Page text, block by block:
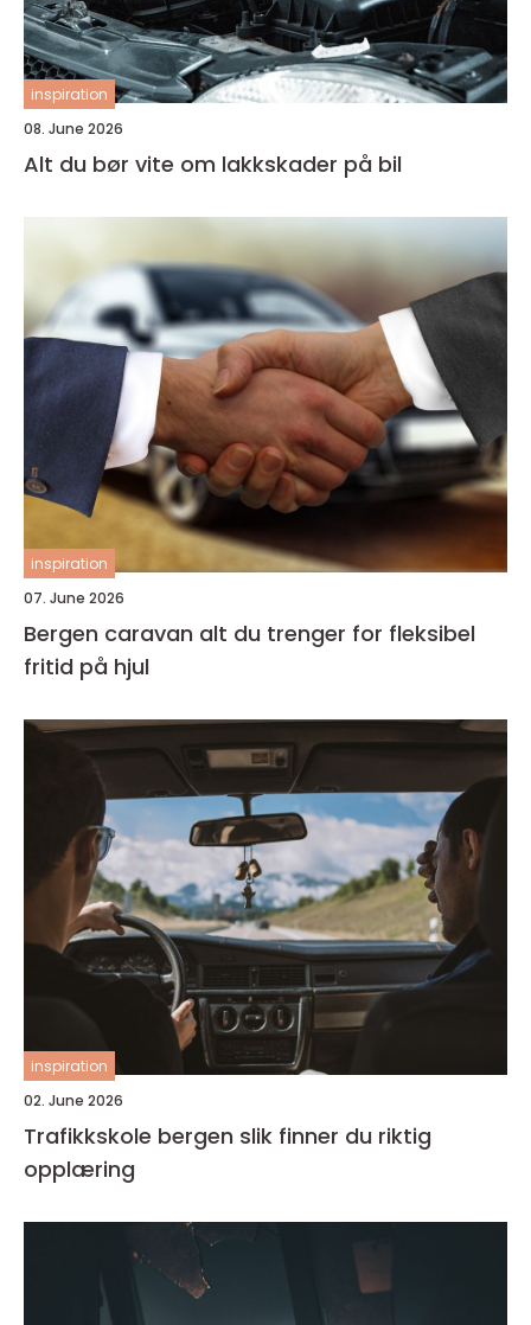
inspiration
08. June 2026
Alt du bør vite om lakkskader på bil
inspiration
07. June 2026
Bergen caravan alt du trenger for fleksibel
fritid på hjul
inspiration
02. June 2026
Trafikkskole bergen slik finner du riktig
opplæring